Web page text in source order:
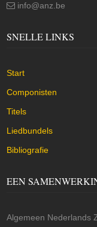
info@anz.be
SNELLE LINKS
Start
Componisten
Titels
Liedbundels
Bibliografie
EEN
Algemeen Nederlands